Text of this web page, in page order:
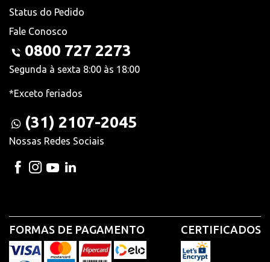
Status do Pedido
Fale Conosco
0800 727 2273
Segunda à sexta 8:00 às 18:00
*Exceto feriados
(31) 2107-2045
Nossas Redes Sociais
FORMAS DE PAGAMENTO CERTIFICADOS